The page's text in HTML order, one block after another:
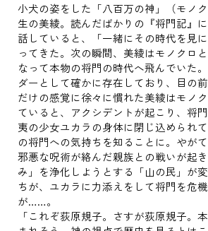
小犬の姿をした「八百万の神」（モノ
生の美綾。読んだばかりの『将門記』
話していると、「一緒にその時代を見
ってきた。次の瞬間、美綾はモノクロ
なって本物の将門の時代へ飛んでいた
ダーとして確かに存在しており、目の
だけの感覚に徐々に慣れた美綾はモノ
ていると、アクシデントが起こり、将
夷の少女ユカラの身体に閉じ込められ
の将門への気持ちを知ることに。やが
邪悪な呪術が絡んだ親族との戦いが起
み」を浄化しようとする「山の民」が
ちが、ユカラに力添えをして将門を危
が……。
「これぞ荻原規子。さすが荻原規子。